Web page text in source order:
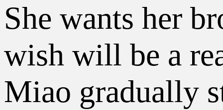
She wants her
wish will be a
Miao gradually